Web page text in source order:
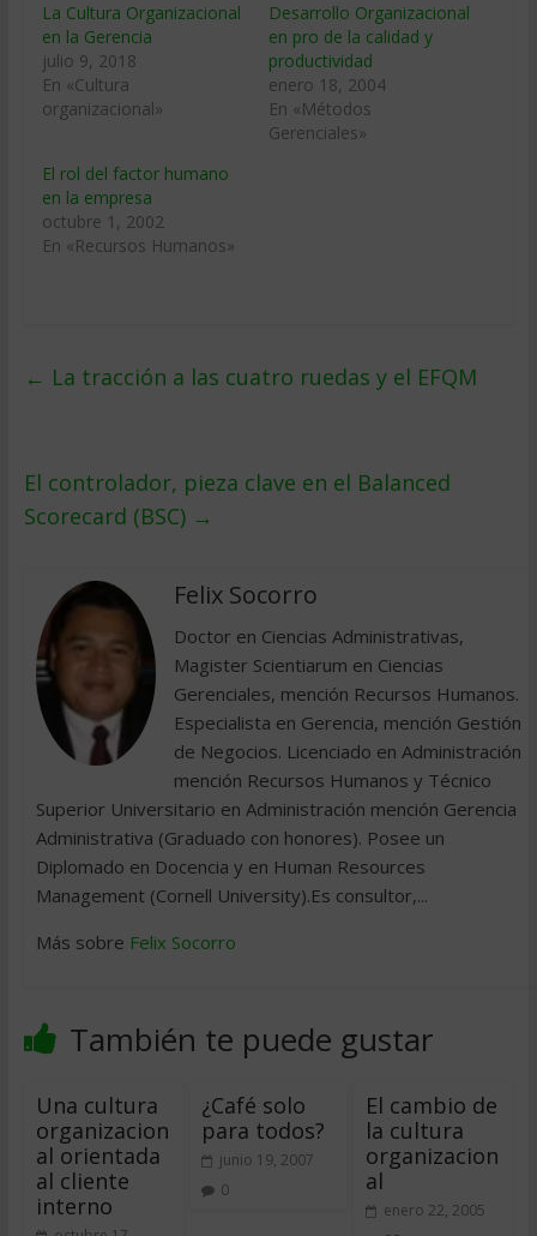
La Cultura Organizacional
en la Gerencia
julio 9, 2018
En «Cultura
organizacional»
Desarrollo Organizacional
en pro de la calidad y
productividad
enero 18, 2004
En «Métodos
Gerenciales»
El rol del factor humano
en la empresa
octubre 1, 2002
En «Recursos Humanos»
← La tracción a las cuatro ruedas y el EFQM
El controlador, pieza clave en el Balanced
Scorecard (BSC) →
Felix Socorro
Doctor en Ciencias Administrativas,
Magister Scientiarum en Ciencias
Gerenciales, mención Recursos Humanos.
Especialista en Gerencia, mención Gestión
de Negocios. Licenciado en Administración
mención Recursos Humanos y Técnico
Superior Universitario en Administración mención Gerencia
Administrativa (Graduado con honores). Posee un
Diplomado en Docencia y en Human Resources
Management (Cornell University).Es consultor,...
Más sobre Felix Socorro
También te puede gustar
Una cultura
organizacion
al orientada
al cliente
interno
¿Café solo
para todos?
junio 19, 2007
0
El cambio de
la cultura
organizacion
al
enero 22, 2005